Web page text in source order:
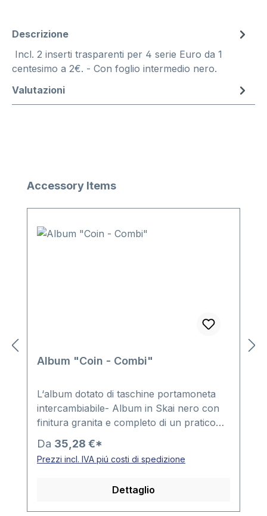
Descrizione
Incl. 2 inserti trasparenti per 4 serie Euro da 1
centesimo a 2€. - Con foglio intermedio nero.
Valutazioni
Salta la galleria dei prodotti
Accessory Items
Album "Coin - Combi"
L‘album dotato di taschine portamoneta
intercambiabile- Album in Skai nero con
finitura granita e completo di un pratico
meccanismo ad 11 anelli- introdurre la
moneta nella taschina ed inserile la
taschina in un riquadro del foglio-
entrambi i lati- grande capienza.Nr. 864
Coin-Combi completo di 4 fogli (1x
Da 35,28 €*
Prezzi incl. IVA piú costi di spedizione
Dettaglio